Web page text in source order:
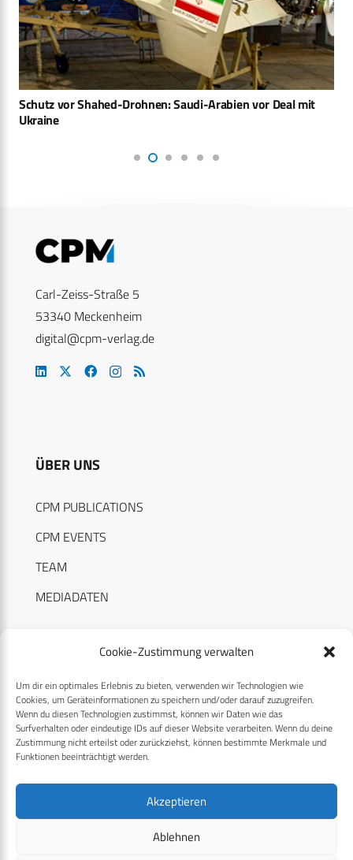
Cookie-Zustimmung verwalten
Um dir ein optimales Erlebnis zu bieten, verwenden wir Technologien wie
Cookies, um Geräteinformationen zu speichern und/oder darauf zuzugreifen.
Wenn du diesen Technologien zustimmst, können wir Daten wie das
Surfverhalten oder eindeutige IDs auf dieser Website verarbeiten. Wenn du deine
Zustimmung nicht erteilst oder zurückziehst, können bestimmte Merkmale und
Funktionen beeinträchtigt werden.
Akzeptieren
Ablehnen
Schutz vor Shahed-Drohnen: Saudi-Arabien vor Deal mit
Ukraine
Carl-Zeiss-Straße 5
53340 Meckenheim
digital@cpm-verlag.de
ÜBER UNS
CPM PUBLICATIONS
CPM EVENTS
TEAM
MEDIADATEN
RECHTLICHES
Datenschutzerklärung
Cookie-Richtlinie (EU)